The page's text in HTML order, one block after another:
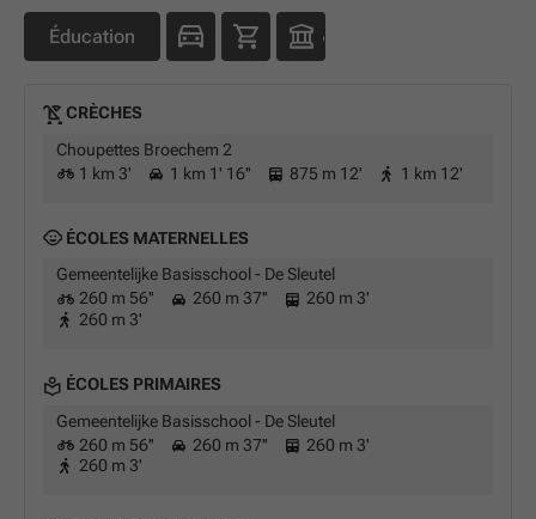
Éducation
CRÈCHES
Choupettes Broechem 2
1 km 3'
1 km 1' 16'' 875 m 12' 1 km 12'
ÉCOLES MATERNELLES
Gemeentelijke Basisschool - De Sleutel
260 m 56''
260 m 37''
260 m 3'
260 m 3'
ÉCOLES PRIMAIRES
Gemeentelijke Basisschool - De Sleutel
260 m 56''
260 m 37''
260 m 3'
260 m 3'